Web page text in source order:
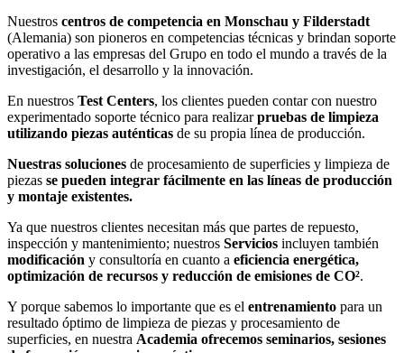
Nuestros centros de competencia en Monschau y Filderstadt
(Alemania) son pioneros en competencias técnicas y brindan soporte
operativo a las empresas del Grupo en todo el mundo a través de la
investigación, el desarrollo y la innovación.
En nuestros Test Centers, los clientes pueden contar con nuestro
experimentado soporte técnico para realizarpruebas de limpieza
utilizando piezas auténticas de su propia línea de producción.
Nuestras soluciones de procesamiento de superficies y limpieza de
piezas se pueden integrar fácilmente en las líneas de producción
y montaje existentes.
Ya que nuestros clientes necesitan más que partes de repuesto,
inspección y mantenimiento; nuestros Servicios incluyen también
modificación y consultoría en cuanto a eficiencia energética,
optimización de recursos y reducción de emisiones de CO².
Y porque sabemos lo importante que es el entrenamiento para un
resultado óptimo de limpieza de piezas y procesamiento de
superficies, en nuestra Academia ofrecemos seminarios, sesiones